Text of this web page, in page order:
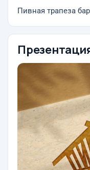
Пивная трапеза бар